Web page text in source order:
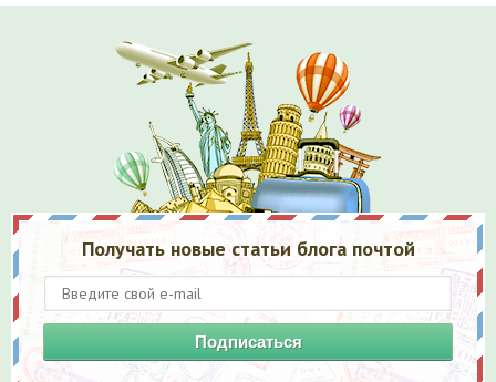
Получать новые статьи блога почтой
Подписаться